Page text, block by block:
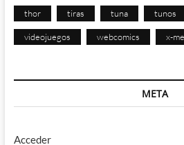
thor tiras tuna tunos
videojuegos webcomics x-
META
Acceder